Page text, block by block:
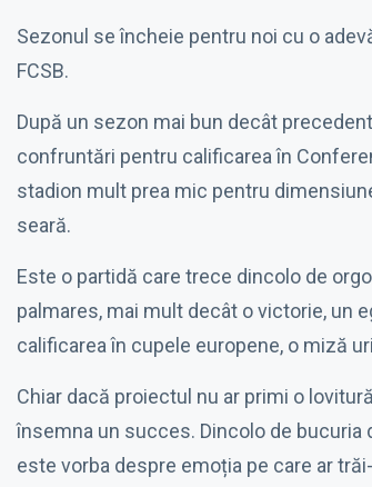
Sezonul se încheie pentru noi cu o
FCSB.
După un sezon mai bun decât
confruntări pentru calificarea în
stadion mult prea mic pentru
seară.
Este o partidă care trece dincolo de
palmares, mai mult decât o victorie, un
calificarea în cupele europene, o miză
Chiar dacă proiectul nu ar primi o
însemna un succes. Dincolo de bucuria
este vorba despre emoția pe care ar